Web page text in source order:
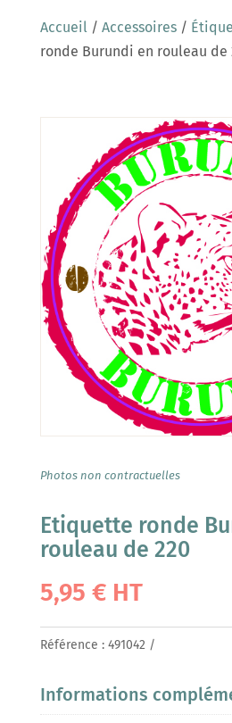
Accueil/ Accessoires/
ronde Burundi en rouleau de
Photos non contractuelles
Etiquette ronde
rouleau de 220
5,95 € HT
Référence : 491042
Informations